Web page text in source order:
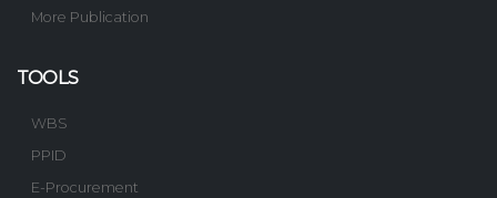
More Publication
TOOLS
WBS
PPID
E-Procurement